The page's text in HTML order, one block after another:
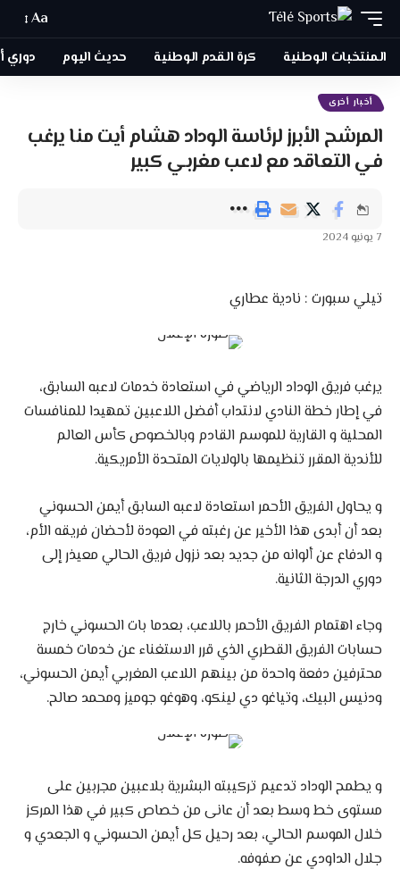
Aa
المنتخبات الوطنية كرة القدم الوطنية حديث اليوم دوري
أخبار أخرى
المرشح الأبرز لرئاسة الوداد هشام أيت منا يرغب
في التعاقد مع لاعب مغربي كبير
تيلي سبورت : نادية عطاري
يرغب فريق الوداد الرياضي في استعادة خدمات لاعبه السابق،
في إطار خطة النادي لانتداب أفضل اللاعبين تمهيدا للمنافسات
المحلية و القارية للموسم القادم وبالخصوص كأس العالم
للأندية المقرر تنظيمها بالولايات المتحدة الأمريكية.
و يحاول الفريق الأحمر استعادة لاعبه السابق أيمن الحسوني
بعد أن أبدى هذا الأخير عن رغبته في العودة لأحضان فريقه الأم،
و الدفاع عن ألوانه من جديد بعد نزول فريق الحالي معيذر إلى
دوري الدرجة الثانية.
وجاء اهتمام الفريق الأحمر باللاعب، بعدما بات الحسوني خارج
حسابات الفريق القطري الذي قرر الاستغناء عن خدمات خمسة
محترفين دفعة واحدة من بينهم اللاعب المغربي أيمن الحسوني،
ودنيس البيك، وتياغو دي لينكو، وهوغو جوميز ومحمد صالح.
و يطمح الوداد تدعيم تركيبته البشرية بلاعبين مجربين على
مستوى خط وسط بعد أن عانى من خصاص كبير في هذا المركز
خلال الموسم الحالي، بعد رحيل كل أيمن الحسوني و الجعدي و
جلال الداودي عن صفوفه.